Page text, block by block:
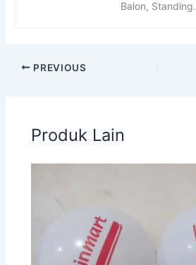
Balon, Standing.
PREVIOUS
Produk Lain